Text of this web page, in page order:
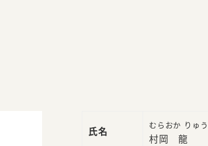
氏名 むらおか りゅう
村岡 龍